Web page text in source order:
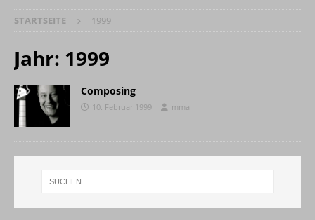
STARTSEITE 1999
Jahr: 1999
Composing
10. Februar 1999 mma